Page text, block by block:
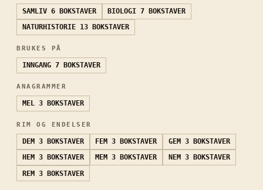
SAMLIV 6 BOKSTAVER BIOLOGI 7 BOKSTAVER
NATURHISTORIE 13 BOKSTAVER
BRUKES PÅ
INNGANG 7 BOKSTAVER
ANAGRAMMER
MEL 3 BOKSTAVER
RIM OG ENDELSER
DEM 3 BOKSTAVER FEM 3 BOKSTAVER GEM 3 BOKSTAVER
HEM 3 BOKSTAVER MEM 3 BOKSTAVER NEM 3 BOKSTAVER
REM 3 BOKSTAVER